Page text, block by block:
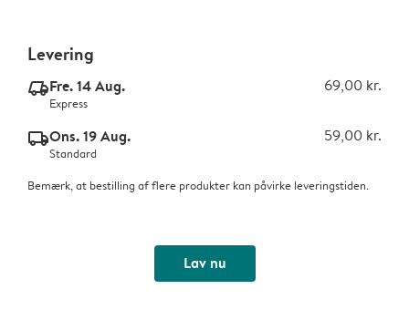
Levering
delivery_express_v2Fre. 14 Aug. 69,00 kr.
Express
delivery_standard_v2Ons. 19 Aug. 59,00 kr.
Standard
Bemærk, at bestilling af flere produkter kan påvirke leveringstiden.
Lav nu